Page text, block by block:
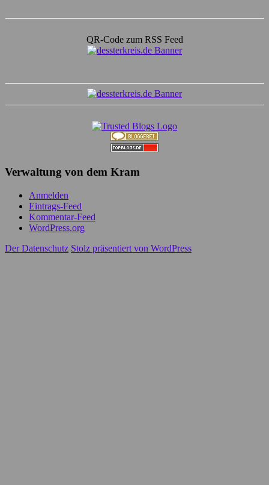
QR-Code zum RSS Feed
Verwaltung von dem Kram
Anmelden
Eintrags-Feed
Kommentar-Feed
WordPress.org
Der Datenschutz Stolz präsentiert von WordPress